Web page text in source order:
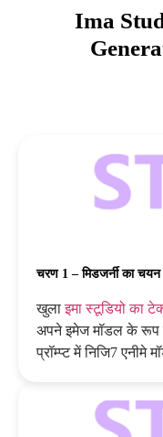
Ima
चरण 1 – मिडजर्नी का
खुलाइमा स्टूडियो का
अपने इमेज मॉडल के रूप में
प्रॉम्प्ट में निजि7